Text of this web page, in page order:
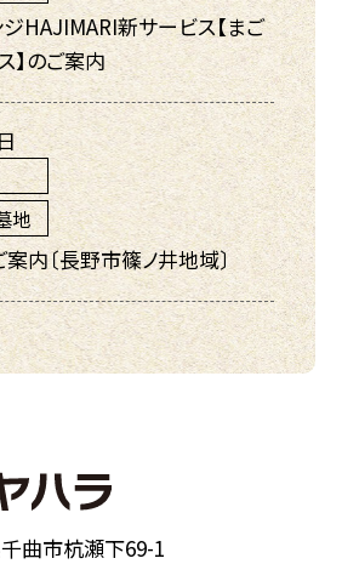
HAJIMARI新サービス【まご
】のご案内
地
内〔長野市篠ノ井地域〕
曲市杭瀬下69-1